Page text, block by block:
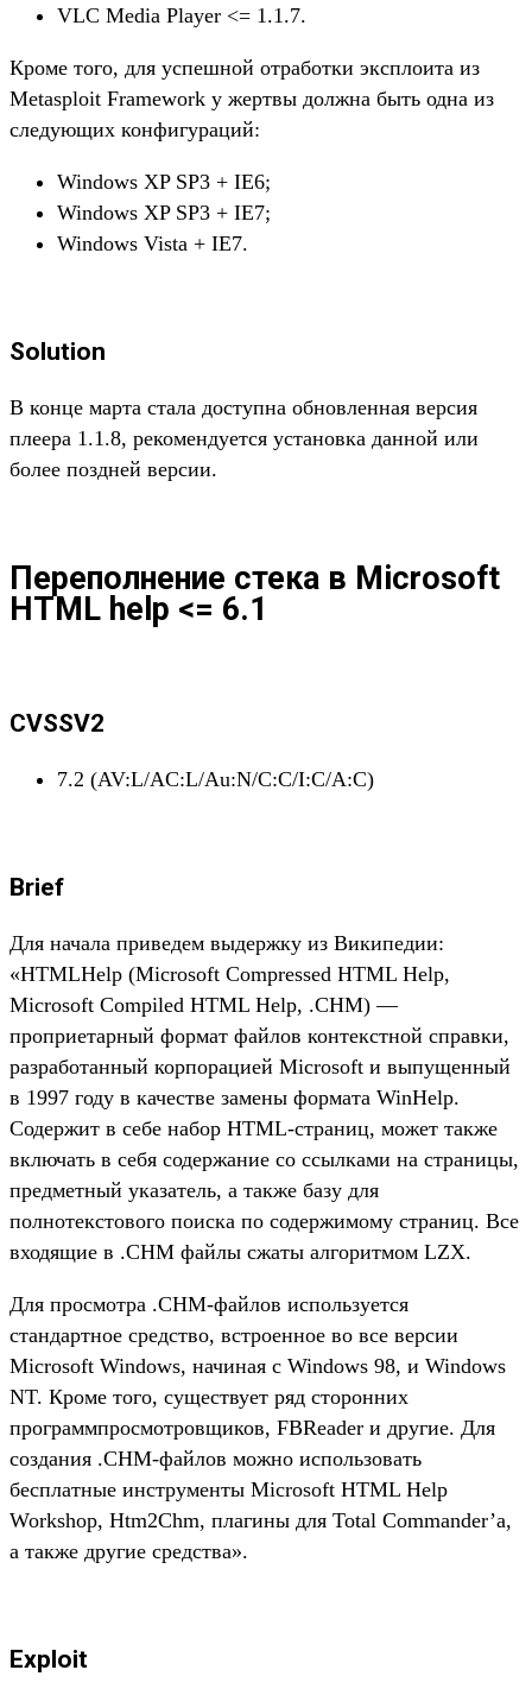
VLC Media Player <= 1.1.7.
Кроме того, для успешной отработки эксплоита из
Metasploit Framework у жертвы должна быть одна из
следующих конфигураций:
Windows XP SP3 + IE6;
Windows XP SP3 + IE7;
Windows Vista + IE7.
Solution
В конце марта стала доступна обновленная версия
плеера 1.1.8, рекомендуется установка данной или
более поздней версии.
Переполнение стека в Microsoft
HTML help <= 6.1
CVSSV2
7.2 (AV:L/AC:L/Au:N/C:C/I:C/A:C)
Brief
Для начала приведем выдержку из Википедии:
«HTMLHelp (Microsoft Compressed HTML Help,
Microsoft Compiled HTML Help, .CHM) —
проприетарный формат файлов контекстной справки,
разработанный корпорацией Microsoft и выпущенный
в 1997 году в качестве замены формата WinHelp.
Содержит в себе набор HTML-страниц, может также
включать в себя содержание со ссылками на страницы,
предметный указатель, а также базу для
полнотекстового поиска по содержимому страниц. Все
входящие в .CHM файлы сжаты алгоритмом LZX.
Для просмотра .CHM-файлов используется
стандартное средство, встроенное во все версии
Microsoft Windows, начиная с Windows 98, и Windows
NT. Кроме того, существует ряд сторонних
программпросмотровщиков, FBReader и другие. Для
создания .CHM-файлов можно использовать
бесплатные инструменты Microsoft HTML Help
Workshop, Htm2Chm, плагины для Total Commander’a,
а также другие средства».
Exploit